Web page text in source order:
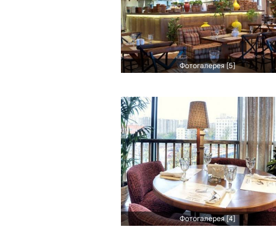
Фотогалерея [5]
Фотогалерея [4]